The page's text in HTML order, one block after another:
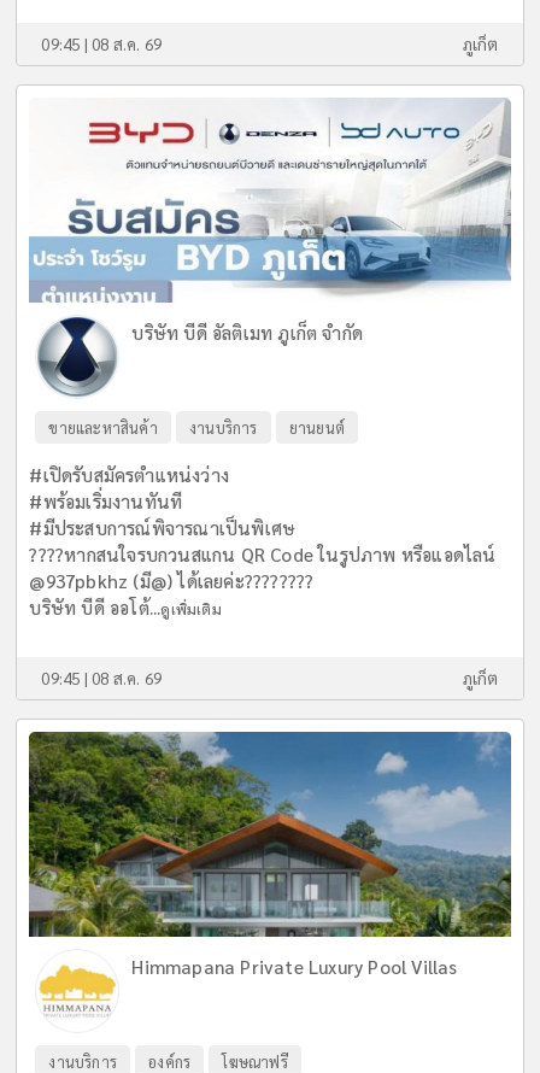
09:45 | 08 ส.ค. 69 ภูเก็ต
บริษัท บีดี อัลติเมท ภูเก็ต จำกัด
ขายและหาสินค้า งานบริการ ยานยนต์
#เปิดรับสมัครตำแหน่งว่าง
#พร้อมเริ่มงานทันที
#มีประสบการณ์พิจารณาเป็นพิเศษ
????หากสนใจรบกวนสแกน QR Code ในรูปภาพ หรือแอดไลน์
@937pbkhz (มี@) ได้เลยค่ะ????????
บริษัท บีดี ออโต้...ดูเพิ่มเติม
09:45 | 08 ส.ค. 69 ภูเก็ต
Himmapana Private Luxury Pool Villas
งานบริการ องค์กร โฆษณาฟรี